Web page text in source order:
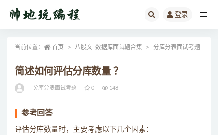
登录
当前位置： 首页 八股文_数据库面试题合集 分库分表面试考题
简述如何评估分库数量 ？
分库分表面试考题 0 148
参考回答
评估分库数量时，主要考虑以下几个因素：